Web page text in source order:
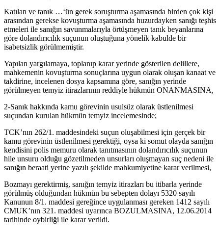
Katılan ve tanık …‘ün gerek soruşturma aşamasında birden çok kişi
arasından gerekse kovuşturma aşamasında huzurdayken sanığı teşhis
etmeleri ile sanığın savunmalarıyla örtüşmeyen tanık beyanlarına
göre dolandırıcılık suçunun oluştuğuna yönelik kabulde bir
isabetsizlik görülmemiştir.
Yapılan yargılamaya, toplanıp karar yerinde gösterilen delillere,
mahkemenin kovuşturma sonuçlarına uygun olarak oluşan kanaat ve
takdirine, incelenen dosya kapsamına göre, sanığın yerinde
görülmeyen temyiz itirazlarının reddiyle hükmün ONANMASINA,
2-Sanık hakkında kamu görevinin usulsüz olarak üstlenilmesi
suçundan kurulan hükmün temyiz incelemesinde;
TCK’nın 262/1. maddesindeki suçun oluşabilmesi için gerçek bir
kamu görevinin üstlenilmesi gerektiği, oysa ki somut olayda sanığın
kendisini polis memuru olarak tanıtmasının dolandırıcılık suçunun
hile unsuru olduğu gözetilmeden unsurları oluşmayan suç nedeni ile
sanığın beraati yerine yazılı şekilde mahkumiyetine karar verilmesi,
Bozmayı gerektirmiş, sanığın temyiz itirazları bu itibarla yerinde
görülmüş olduğundan hükmün bu sebepten dolayı 5320 sayılı
Kanunun 8/1. maddesi gereğince uygulanması gereken 1412 sayılı
CMUK’nın 321. maddesi uyarınca BOZULMASINA, 12.06.2014
tarihinde oybirliği ile karar verildi.